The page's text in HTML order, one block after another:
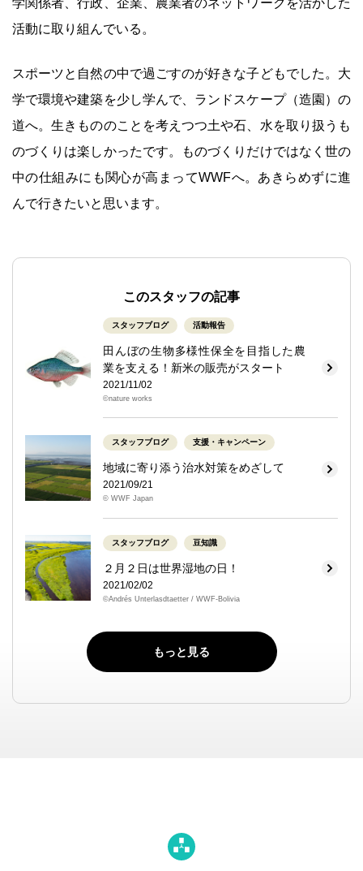
活動に取り組んでいる。
スポーツと自然の中で過ごすのが好きな子どもでした。大
学で環境や建築を少し学んで、ランドスケープ（造園）の
道へ。生きもののことを考えつつ土や石、水を取り扱うも
のづくりは楽しかったです。ものづくりだけではなく世の
中の仕組みにも関心が高まってWWFへ。あきらめずに進
んで行きたいと思います。
このスタッフの記事
スタッフブログ 活動報告
田んぼの生物多様性保全を目指した農
業を支える！新米の販売がスタート
2021/11/02
©nature works
スタッフブログ 支援・キャンペーン
地域に寄り添う治水対策をめざして
2021/09/21
© WWF Japan
スタッフブログ 豆知識
２月２日は世界湿地の日！
2021/02/02
©Andrés Unterlasdtaetter / WWF-Bolivia
もっと見る